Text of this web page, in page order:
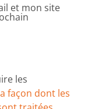
et mon site
les
façon dont les